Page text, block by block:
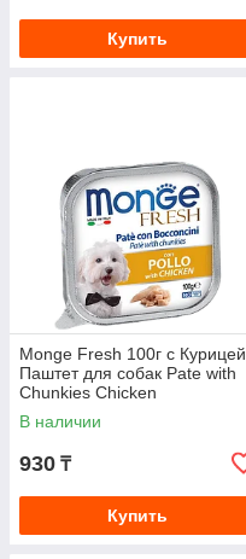
Купить
Monge Fresh 100г с Курицей
Паштет для собак Pate with
Chunkies Chicken
В наличии
930 ₸
Купить